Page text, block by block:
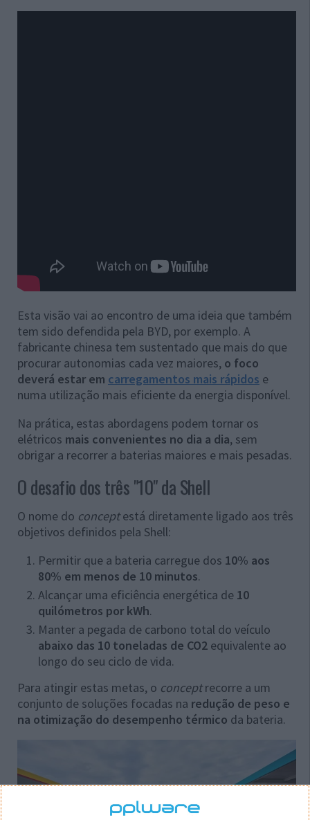
Esta visão vai ao encontro de uma ideia que também
tem sido defendida pela BYD, por exemplo. A
fabricante chinesa tem sustentado que mais do que
procurar autonomias cada vez maiores, o foco
deverá estar em carregamentos mais rápidos e
numa utilização mais eficiente da energia disponível.
Na prática, estas abordagens podem tornar os
elétricos mais convenientes no dia a dia, sem
obrigar a recorrer a baterias maiores e mais pesadas.
O desafio dos três "10" da Shell
O nome do conceptestá diretamente ligado aos três
objetivos definidos pela Shell:
Permitir que a bateria carregue dos 10% aos
80% em menos de 10 minutos.
Alcançar uma eficiência energética de 10
quilómetros por kWh.
Manter a pegada de carbono total do veículo
abaixo das 10 toneladas de CO2 equivalente ao
longo do seu ciclo de vida.
Para atingir estas metas, o conceptrecorre a um
conjunto de soluções focadas na redução de peso e
na otimização do desempenho térmico da bateria.